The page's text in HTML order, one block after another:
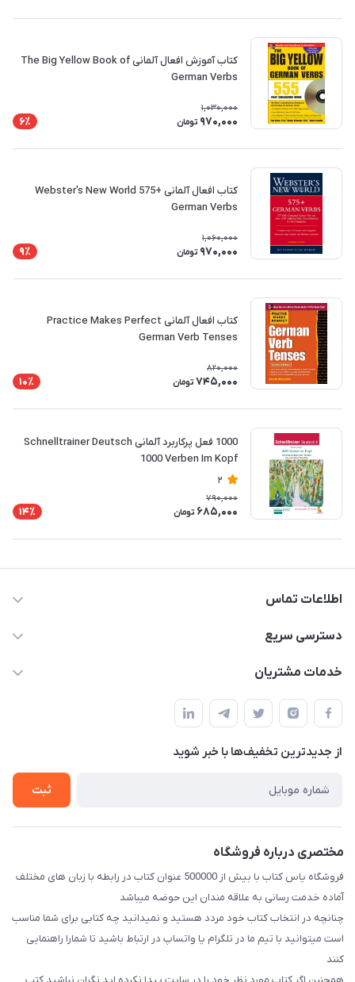
کتاب آموزش افعال آلمانی The Big Yellow Book of
German Verbs
1,030,000
970,000 تومان 6٪
کتاب افعال آلمانی Webster's New World 575+
German Verbs
1,060,000
970,000 تومان 9٪
کتاب افعال آلمانی Practice Makes Perfect
German Verb Tenses
820,000
745,000 تومان 10٪
1000 فعل پرکاربرد آلمانی Schnelltrainer Deutsch
1000 Verben Im Kopf
2
790,000
685,000 تومان 14٪
اطلاعات تماس
09371742423
طبقه بالای دنیای لبنیات (مراجعه حضوری فقط در صورت هماهنگی
قبلی با شماره ۰۹۳۷۱۷۴۲۴۲۳ امکان پذیر است)
دسترسی سریع
حساب کاربری
لیست محصولات
درباره ما
خدمات مشتریان
قوانین و مقررات
حریم خصوصی
راهنما
از جدید‌ترین تخفیف‌ها با‌ خبر شوید
ثبت
مختصری درباره فروشگاه
فروشگاه یاس کتاب با بیش از 500000 عنوان کتاب در رابطه با زبان های مختلف
آماده خدمت رسانی به علاقه مندان این حوضه میباشد
چنانچه در انتخاب کتاب خود مردد هستید و نمیدانید چه کتابی برای شما مناسب
است میتوانید با تیم ما در تلگرام یا واتساپ در ارتباط باشید تا شما‌را راهنمایی
کنند